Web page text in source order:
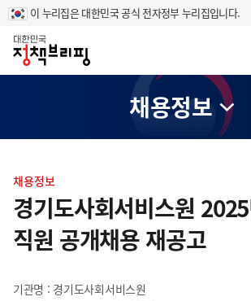
이 누리집은 대한민국 공식 전자정부 누리집입니다.
홈
채용정보
텐
츠
영
역
채용정보
경기도사회서비스원
직원 공개채용 재공고
기관명 : 경기도사회서비스원